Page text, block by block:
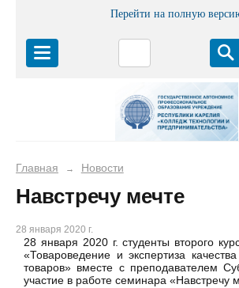
Перейти на полную
Главная → Новости
Навстречу мечте
28 января 2020 г.
28 января 2020 г. студенты второго
«Товароведение и экспертиза качества
товаров» вместе с преподавателем
участие в работе семинара «Навстречу